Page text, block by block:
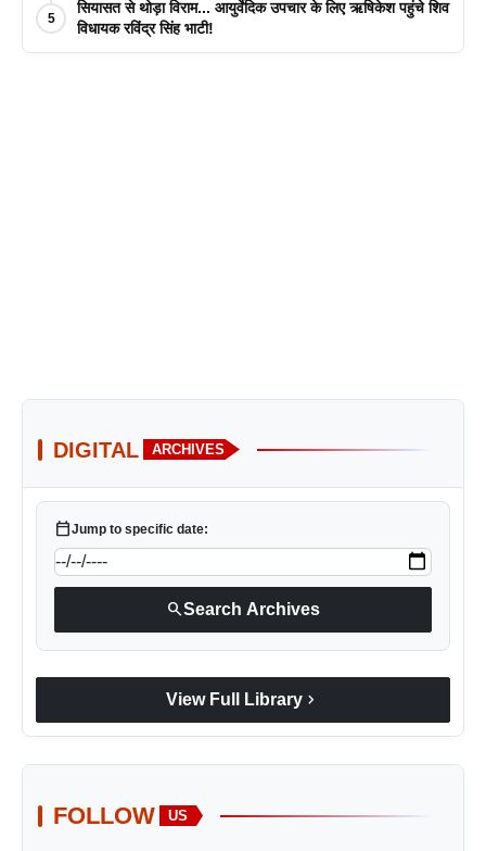
5
सियासत से थोड़ा विराम... आयुर्वेदिक उपचार के लिए ऋषिकेश पहुंचे शिव
विधायक रविंद्र सिंह भाटी!
DIGITAL ARCHIVES
calendar_todayJump to specific date:
searchSearch Archives
View Full Library chevron_right
FOLLOW US